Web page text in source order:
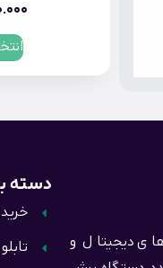
تابلوهای دیجیتال و
دسته